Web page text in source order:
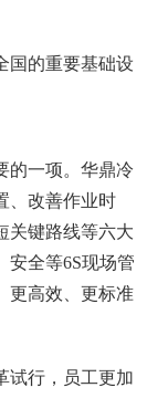
国的重要基础设
的一项。华鼎冷
、改善作业时
关键路线等六大
安全等6S现场管
更高效、更标准
试行，员工更加